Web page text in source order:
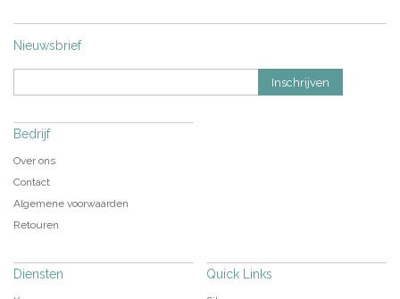
Nieuwsbrief
Inschrijven
Bedrijf
Over ons
Contact
Algemene voorwaarden
Retouren
Diensten Quick Links